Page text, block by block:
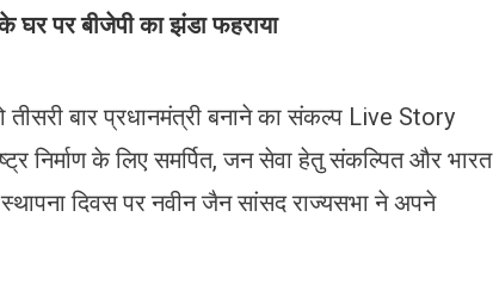
घर पर बीजेपी का झंडा फहराया
तीसरी बार प्रधानमंत्री बनाने का संकल्प Live Story
निर्माण के लिए समर्पित, जन सेवा हेतु संकल्पित और भारत
दिवस पर नवीन जैन सांसद राज्यसभा ने अपने